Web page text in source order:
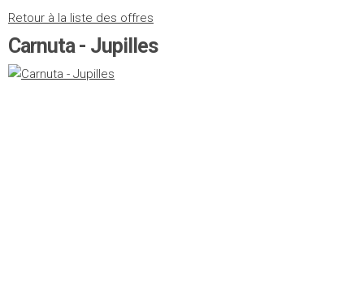
Retour à la liste des offres
Carnuta - Jupilles